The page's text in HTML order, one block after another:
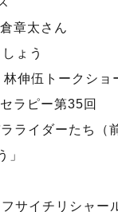
章太さん
ょう
伸伍トークショ
ラピー第35回
ライダーたち（
」
サイチリシャー